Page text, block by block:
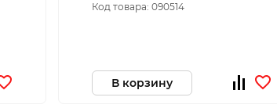
Код товара: 090514
В корзину